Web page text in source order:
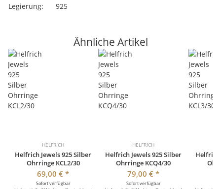
Legierung:
925
Ähnliche Artikel
HELFRICH
Helfrich Jewels 925 Silber
Ohrringe KCL2/30
69,00 €*
Sofort verfügbar
HELFRICH
Helfrich Jewels 925 Silber
Ohrringe KCQ4/30
79,00 €*
Sofort verfügbar
Helfrich